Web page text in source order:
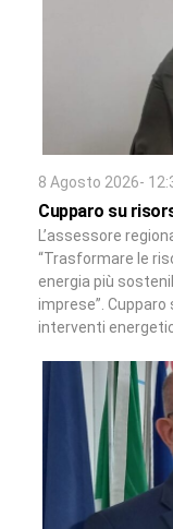
8 Agosto 2026-
Cupparo su
L’assessore
“Trasformare le
energia più
imprese”.
interventi